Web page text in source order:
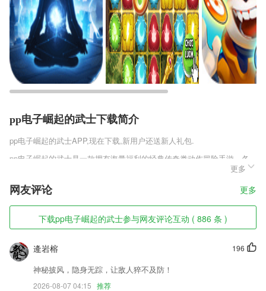
pp电子崛起的武士下载简介
pp电子崛起的武士APP,现在下载,新用户还送新人礼包.
pp电子崛起的武士是一款拥有海量福利的经典传奇类动作冒险手游，各
种各样的神器玩家都可以随便选择，选择不同武器就可以体验到不同的技
能，这款单职业的角色是可以当成三职业来玩，只要玩家换武器就可以更
好职业的形态。
pp电子崛起的武士软件特色
1,【VIP功能限免试用】专属VIP的热门功能限时免费开放，支持多次免
费保存，开通会员后可无限次使用！
2,过程监督：青阳MPAcc app有小助教检查课程作业学习打卡。
3,人气小说,你想看的全都有;
更多
网友评论 更多
下载pp电子崛起的武士参与网友评论互动 ( 886 条 )
196
逄岩榕
神秘披风，隐身无踪，让敌人猝不及防！
2026-08-07 04:15 推荐